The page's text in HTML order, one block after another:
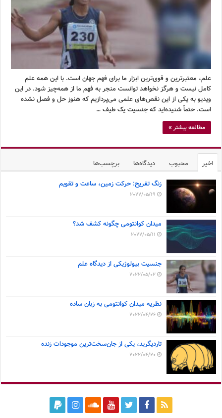
علم، معتبرترین و قوی‌ترین ابزار ما برای فهم جهان است. با این همه علم
کامل نیست و هرگز نخواهد توانست منجر به فهم ما از همه‌چیز شود. در این
ویدیو به یکی از این نقص‌های علمی می‌پردازیم که هنوز حل و فصل نشده
است. حتماً شنیده‌اید که جنسیت یک طیف …
مطالعه بیشتر »
اخیر محبوب دیدگاه‌ها برچسب‌ها
زنگ تفریح: حرکت زمین، ساعت و تقویم
2022/05/19
میدان کوانتومی چگونه کشف شد؟
2022/05/11
جنسیت بیولوژیکی از دیدگاه علم
2022/05/02
نظریه میدان کوانتومی به زبان ساده
2022/04/26
تاردیگرید، یکی از جان‌سخت‌ترین موجودات زنده
2022/04/20